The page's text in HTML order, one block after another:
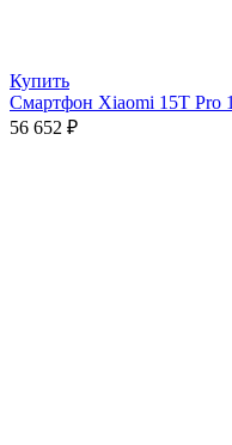
Купить
Смартфон Xiaomi 15T Pro
56 652 ₽